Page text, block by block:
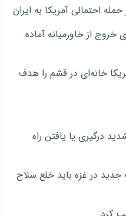
احتمالی آمریکا به ایران
از خاورمیانه آماده
۲۰۰۰ پوندی آمریکا خانه‌ای در قشم را هدف
درگیری یا یافتن راه
در غزه باید خلع سلاح